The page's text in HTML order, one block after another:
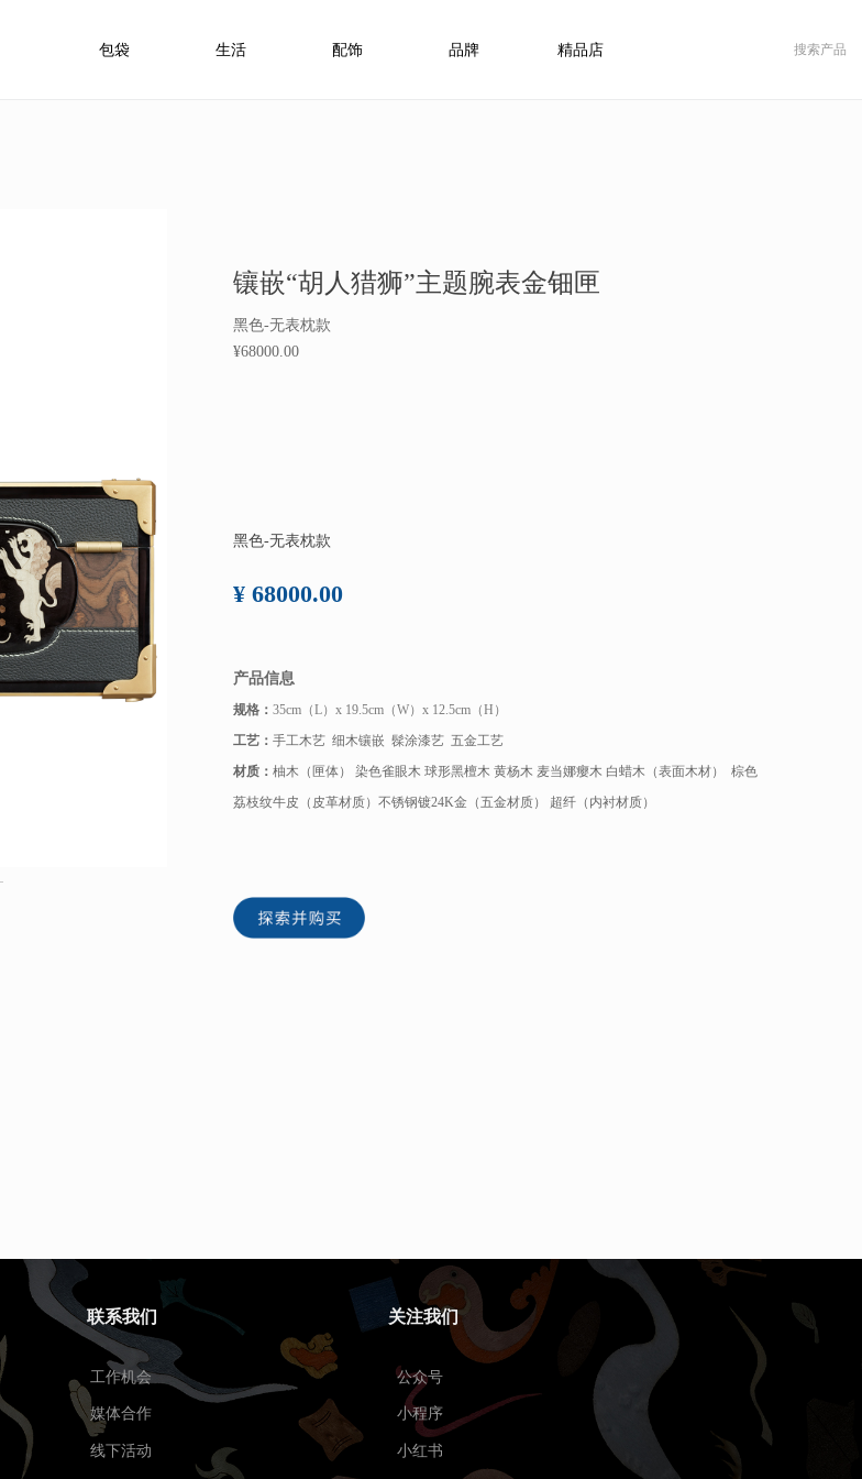
包袋 生活 配饰 品牌 精品店
镶嵌“胡人猎狮”主题腕表金钿匣
黑色-无表枕款
¥68000.00
黑色-无表枕款
¥ 68000.00
产品信息
规格： 35cm（L）x 19.5cm（W）x 12.5cm（H）
工艺： 手工木艺 细木镶嵌 髹涂漆艺 五金工艺
材质： 柚木（匣体） 染色雀眼木 球形黑檀木 黄杨木 麦当娜瘿木 白蜡木（表面木材） 棕色
荔枝纹牛皮（皮革材质）不锈钢镀24K金（五金材质） 超纤（内衬材质）
联系我们 关注我们
公众号
小程序
小红书
工作机会
媒体合作
线下活动